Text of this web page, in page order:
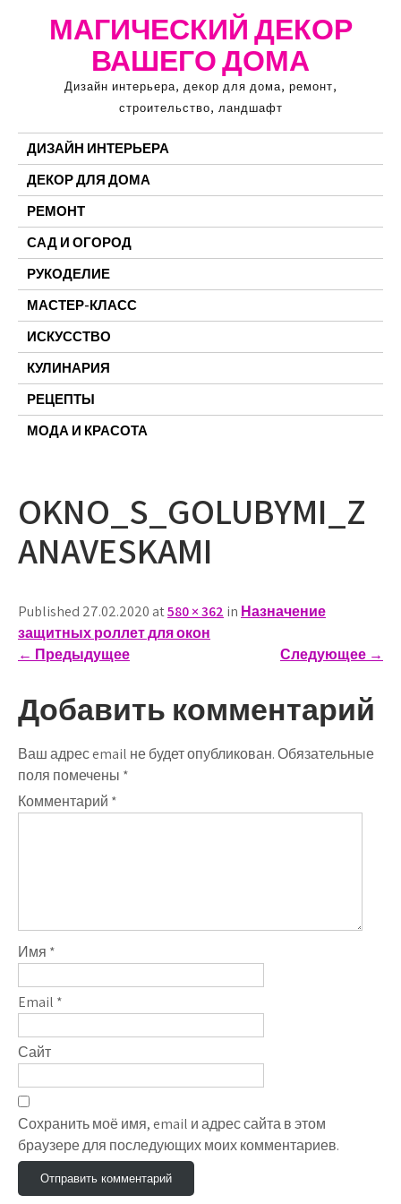
МАГИЧЕСКИЙ ДЕКОР
ВАШЕГО ДОМА
Дизайн интерьера, декор для дома, ремонт,
строительство, ландшафт
ДИЗАЙН ИНТЕРЬЕРА
ДЕКОР ДЛЯ ДОМА
РЕМОНТ
САД И ОГОРОД
РУКОДЕЛИЕ
МАСТЕР-КЛАСС
ИСКУССТВО
КУЛИНАРИЯ
РЕЦЕПТЫ
МОДА И КРАСОТА
OKNO_S_GOLUBYMI_Z
ANAVESKAMI
Published 27.02.2020 at580 × 362 in Назначение
защитных роллет для окон
← Предыдущее Следующее →
Добавить комментарий
Ваш адрес email не будет опубликован.Обязательные
поля помечены *
Комментарий *
Имя *
Email *
Сайт
Сохранить моё имя, email и адрес сайта в этом
браузере для последующих моих комментариев.